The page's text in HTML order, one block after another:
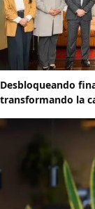
Desbloqueando
transformando la